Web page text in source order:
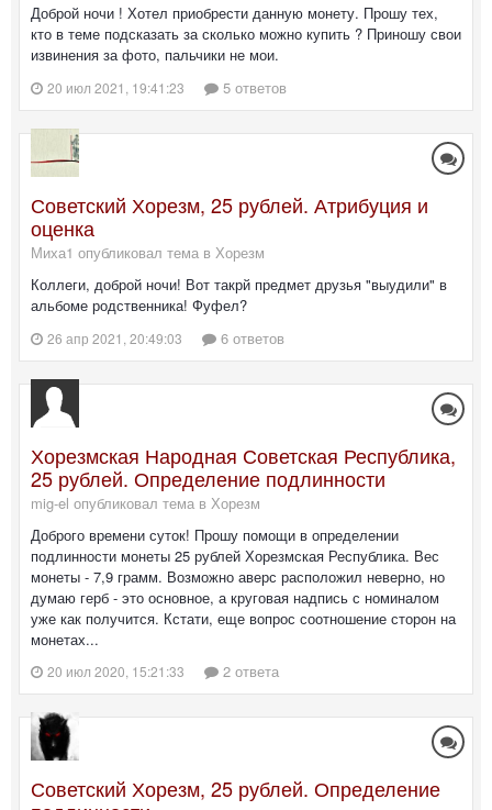
Доброй ночи ! Хотел приобрести данную монету. Прошу тех,
кто в теме подсказать за сколько можно купить ? Приношу свои
извинения за фото, пальчики не мои.
20 июл 2021, 19:41:23 5 ответов
Советский Хорезм, 25 рублей. Атрибуция и
оценка
Миха1 опубликовал тема в Хорезм
Коллеги, доброй ночи! Вот такрй предмет друзья "выудили" в
альбоме родственника! Фуфел?
26 апр 2021, 20:49:03 6 ответов
Хорезмская Народная Советская Республика,
25 рублей. Определение подлинности
mig-el опубликовал тема в Хорезм
Доброго времени суток! Прошу помощи в определении
подлинности монеты 25 рублей Хорезмская Республика. Вес
монеты - 7,9 грамм. Возможно аверс расположил неверно, но
думаю герб - это основное, а круговая надпись с номиналом
уже как получится. Кстати, еще вопрос соотношение сторон на
монетах...
20 июл 2020, 15:21:33 2 ответа
Советский Хорезм, 25 рублей. Определение